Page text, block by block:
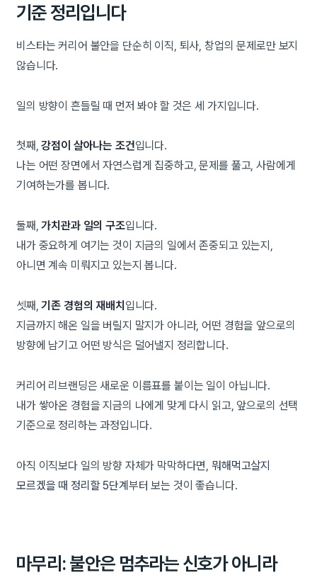
기준 정리입니다
비스타는 커리어 불안을 단순히 이직, 퇴사, 창업의 문제로만 보지
않습니다.
일의 방향이 흔들릴 때 먼저 봐야 할 것은 세 가지입니다.
첫째,강점이 살아나는 조건입니다.
나는 어떤 장면에서 자연스럽게 집중하고, 문제를 풀고, 사람에게
기여하는가를 봅니다.
둘째,가치관과 일의 구조입니다.
내가 중요하게 여기는 것이 지금의 일에서 존중되고 있는지,
아니면 계속 미뤄지고 있는지 봅니다.
셋째,기존 경험의 재배치 입니다.
지금까지 해온 일을 버릴지 말지가 아니라, 어떤 경험을 앞으로의
방향에 남기고 어떤 방식은 덜어낼지 정리합니다.
커리어 리브랜딩은 새로운 이름표를 붙이는 일이 아닙니다.
내가 쌓아온 경험을 지금의 나에게 맞게 다시 읽고, 앞으로의 선택
기준으로 정리하는 과정입니다.
아직 이직보다 일의 방향 자체가 막막하다면, 뭐해먹고살지
모르겠을 때 정리할 5단계 부터 보는 것이 좋습니다.
마무리: 불안은 멈추라는 신호가 아니라